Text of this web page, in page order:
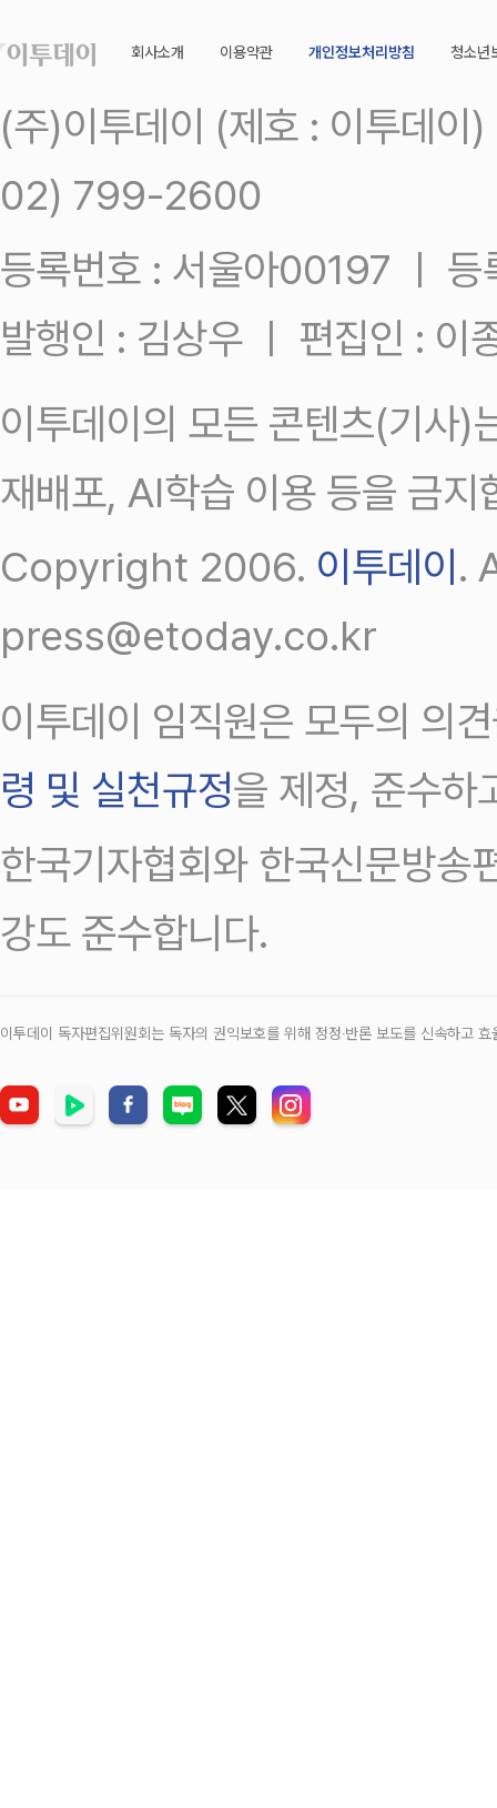
회사소개 이용약관 개인정보처리방침 청소년
(주)이투데이 (제호 : 이투데
02) 799-2600
등록번호 : 서울아00197 ㅣ
발행인 : 김상우 ㅣ 편집인 : 이
이투데이의 모든 콘텐츠(기사)
재배포, AI학습 이용 등을 금지
Copyright 2006. 이투데이 .
press@etoday.co.kr
이투데이 임직원은 모두의 의
령 및 실천규정을 제정, 준수하
한국기자협회와 한국신문방송
강도 준수합니다.
이투데이 독자편집위원회는 독자의 권익보호를 위해 정정‧반론 보도를 신속하고